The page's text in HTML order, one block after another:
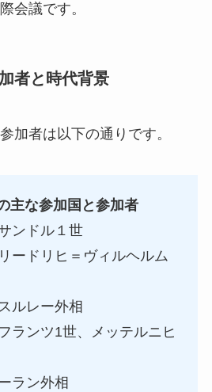
会議です。
者と時代背景
加者は以下の通りです。
主な参加国と参加者
ンドル１世
ードリヒ＝ヴィルヘルム
ルレー外相
ランツ1世、メッテルニヒ
ラン外相